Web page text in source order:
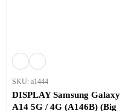
SKU: a1444
DISPLAY Samsung Galaxy
A14 5G / 4G (A146B) (Big